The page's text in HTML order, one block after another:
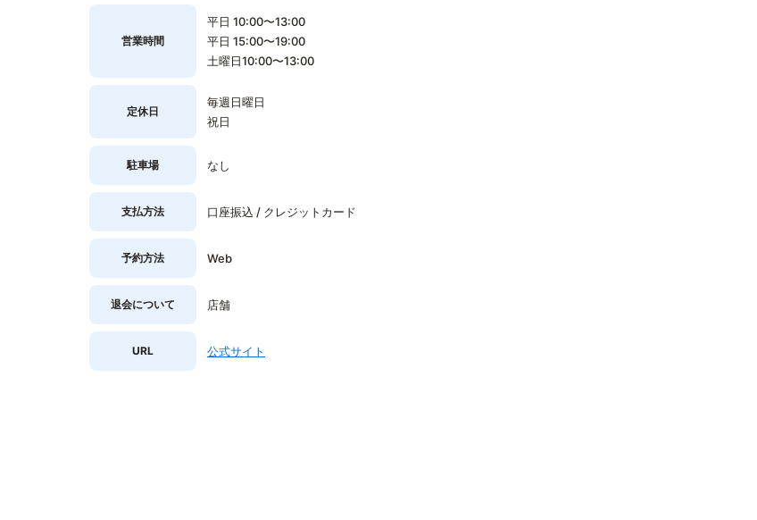
営業時間
平日 10:00〜13:00
平日 15:00〜19:00
土曜日10:00〜13:00
定休日
毎週日曜日
祝日
駐車場 なし
支払方法 口座振込 / クレジットカード
予約方法 Web
退会について 店舗
URL 公式サイト